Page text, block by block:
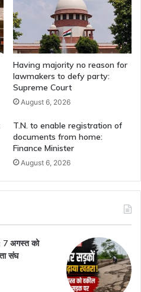
Having majority no reason for
lawmakers to defy party:
Supreme Court
August 6, 2026
T.N. to enable registration of
documents from home:
Finance Minister
August 6, 2026
7 अगस्त को
संघ